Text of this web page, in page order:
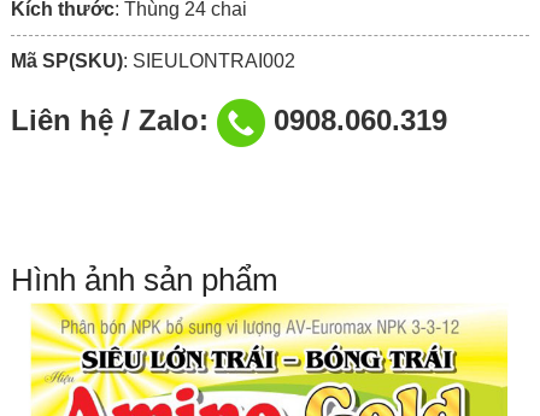
Kích thước: Thùng 24 chai
Mã SP(SKU): SIEULONTRAI002
Liên hệ / Zalo: 0908.060.319
Hình ảnh sản phẩm